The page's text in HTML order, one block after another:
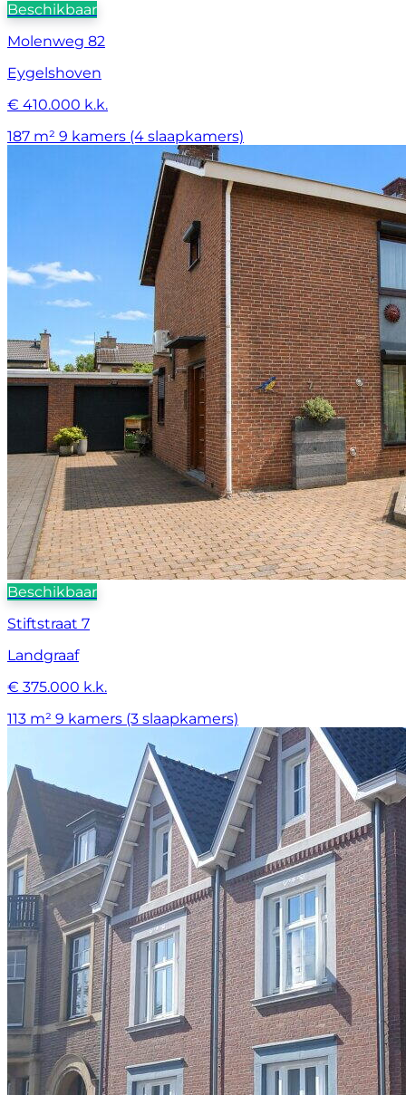
Beschikbaar
Molenweg 82
Eygelshoven
€ 410.000 k.k.
187 m² 9 kamers (4 slaapkamers)
Beschikbaar
Stiftstraat 7
Landgraaf
€ 375.000 k.k.
113 m² 9 kamers (3 slaapkamers)